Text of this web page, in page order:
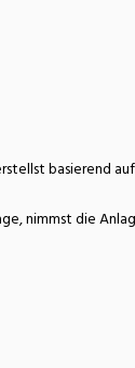
basierend
nimmst die